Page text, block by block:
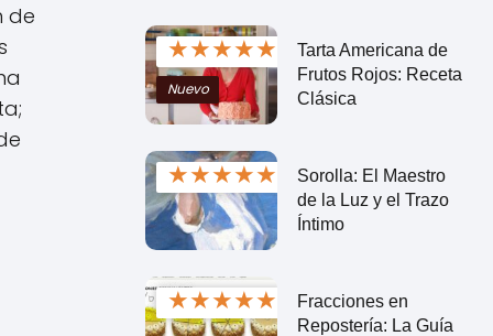
de
★★★★★
Nuevo
Tarta Americana de
Frutos Rojos: Receta
Clásica
★★★★★
Sorolla: El Maestro
de la Luz y el Trazo
Íntimo
★★★★★
Fracciones en
Repostería: La Guía